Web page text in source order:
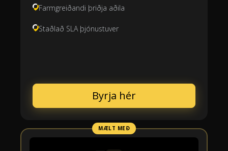
Farmgreiðandi þriðja aðila
Staðlað SLA þjónustuver
Byrja hér
MÆLT MEÐ